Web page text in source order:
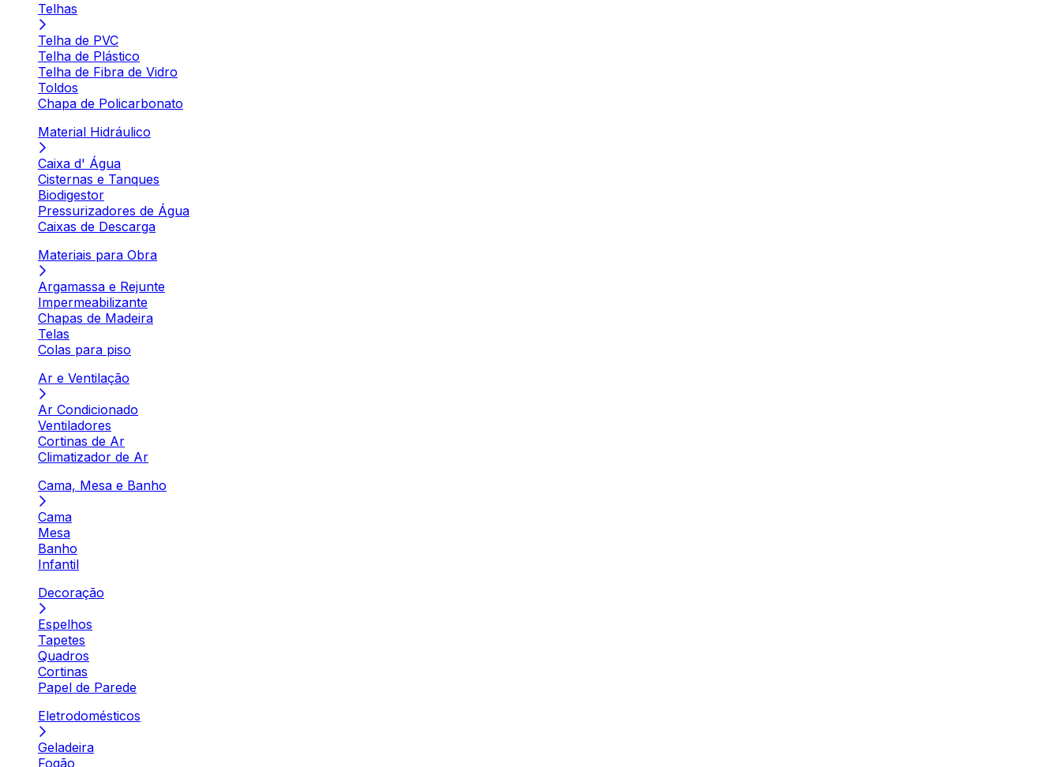
Telhas
Telha de PVC
Telha de Plástico
Telha de Fibra de Vidro
Toldos
Chapa de Policarbonato
Material Hidráulico
Caixa d' Água
Cisternas e Tanques
Biodigestor
Pressurizadores de Água
Caixas de Descarga
Materiais para Obra
Argamassa e Rejunte
Impermeabilizante
Chapas de Madeira
Telas
Colas para piso
Ar e Ventilação
Ar Condicionado
Ventiladores
Cortinas de Ar
Climatizador de Ar
Cama, Mesa e Banho
Cama
Mesa
Banho
Infantil
Decoração
Espelhos
Tapetes
Quadros
Cortinas
Papel de Parede
Eletrodomésticos
Geladeira
Fogão